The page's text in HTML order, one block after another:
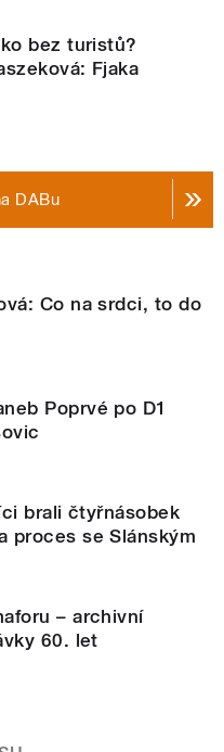
bez turistů?
Fjaka
DABu
Co na srdci, to do
Poprvé po D1
brali čtyřnásobek
proces se Slánským
– archivní
60. let